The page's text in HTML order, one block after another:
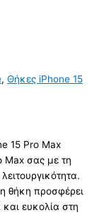
, Θήκες iPhone 15
15 Pro Max
Max σας με τη
θήκη προσφέρει
ευκολία στη